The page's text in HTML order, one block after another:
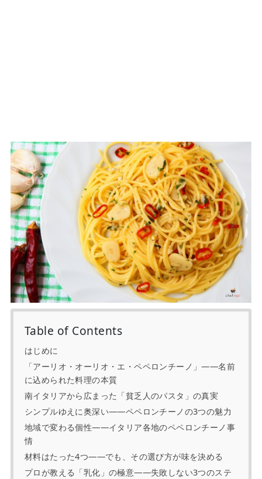
Table of Contents
はじめに
「アーリオ・オーリオ・エ・ペペロンチーノ」——名前
に込められた料理の本質
南イタリアから広まった「貧乏人のパスタ」の真実
シンプルゆえに奥深い——ペペロンチーノの3つの魅力
地域で変わる個性——イタリア各地のペペロンチーノ事
情
材料はたった4つ——でも、その選び方が味を決める
プロが教える「乳化」の極意——失敗しない3つのステ